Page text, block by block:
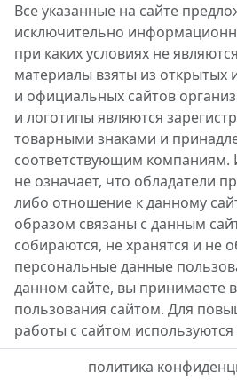
Все указанные на сайте
исключительно
при каких условиях не
материалы взяты из открытых
и официальных сайтов
и логотипы являются
товарными знаками и
соответствующим компаниям.
не означает, что обладатели
либо отношение к данному
образом связаны с данным
собираются, не хранятся и не
персональные данные
данном сайте, вы принимаете
пользования сайтом. Для
работы с сайтом
политика